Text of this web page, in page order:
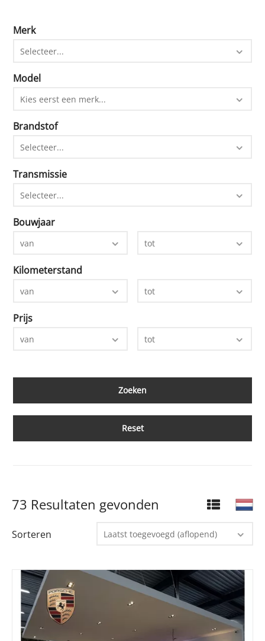
Merk
Selecteer...
Model
Kies eerst een merk...
Brandstof
Selecteer...
Transmissie
Selecteer...
Bouwjaar
van tot
Kilometerstand
van tot
Prijs
van tot
Reset
73 Resultaten gevonden
Sorteren Laatst toegevoegd (aflopend)